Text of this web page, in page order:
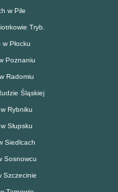
w Pile
Tryb.
Płocku
Poznaniu
Radomiu
Śląskiej
Rybniku
Słupsku
Siedlcach
Sosnowcu
Szczecinie